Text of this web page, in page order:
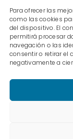
Para ofrecer las
como las cookies
del dispositivo. El
permitirá procesar
navegación o las
consentir o retirar el
negativamente a
IKUSTEN–